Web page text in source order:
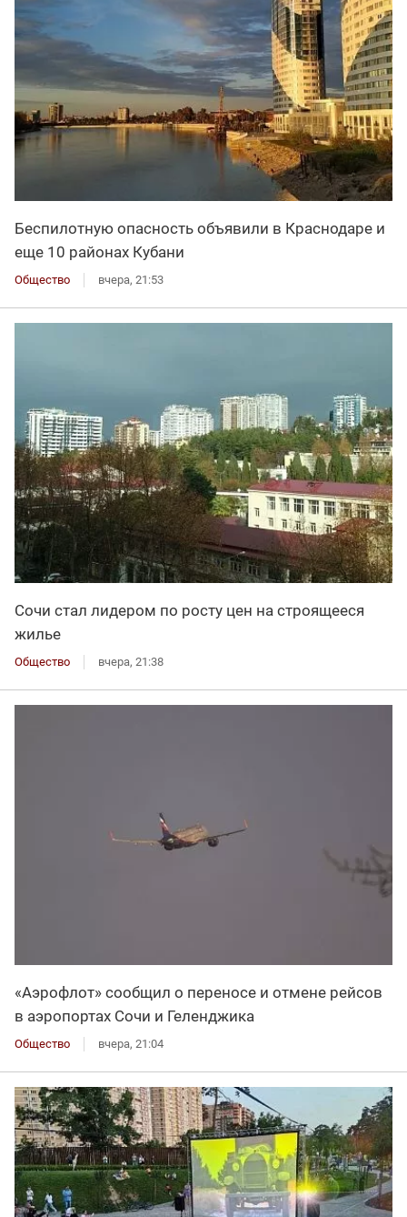
Беспилотную опасность объявили в Краснодаре и
еще 10 районах Кубани
Общество вчера, 21:53
Сочи стал лидером по росту цен на строящееся
жилье
Общество вчера, 21:38
«Аэрофлот» сообщил о переносе и отмене рейсов
в аэропортах Сочи и Геленджика
Общество вчера, 21:04